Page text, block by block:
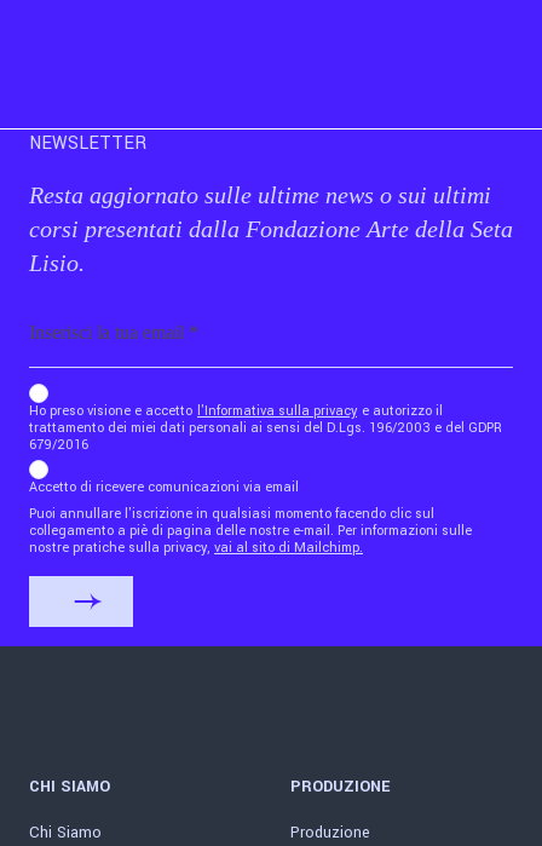
NEWSLETTER
Resta aggiornato sulle ultime news o sui ultimi
corsi presentati dalla Fondazione Arte della Seta
Lisio.
b_b43a7bd9734c7124b3be52921_1911023b36
Ho preso visione e accetto l'Informativa sulla privacy e autorizzo il
trattamento dei miei dati personali ai sensi del D.Lgs. 196/2003 e del GDPR
679/2016
Accetto di ricevere comunicazioni via email
Puoi annullare l'iscrizione in qualsiasi momento facendo clic sul
collegamento a piè di pagina delle nostre e-mail. Per informazioni sulle
nostre pratiche sulla privacy, vai al sito di Mailchimp.
CHI SIAMO
Chi Siamo
PRODUZIONE
Produzione